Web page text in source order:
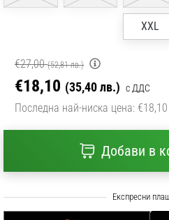
XXL
€27,00 (52,81 лв.)
€18,10 (35,40 лв.) с ДДС
Последна най-ниска цена: €18,10
Добави в